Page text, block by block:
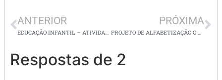
ANTERIOR
EDUCAÇÃO INFANTIL – ATIVIDADES ALINHADAS À BNCC COM CÓDIGOS-Conceitos
PRÓXIMA
PROJETO DE ALFABETIZAÇÃO O TESOURO DO PIRATA – TEMA: VOGAIS = ATIVIDADES PARA IMPRIMIR
Respostas de 2